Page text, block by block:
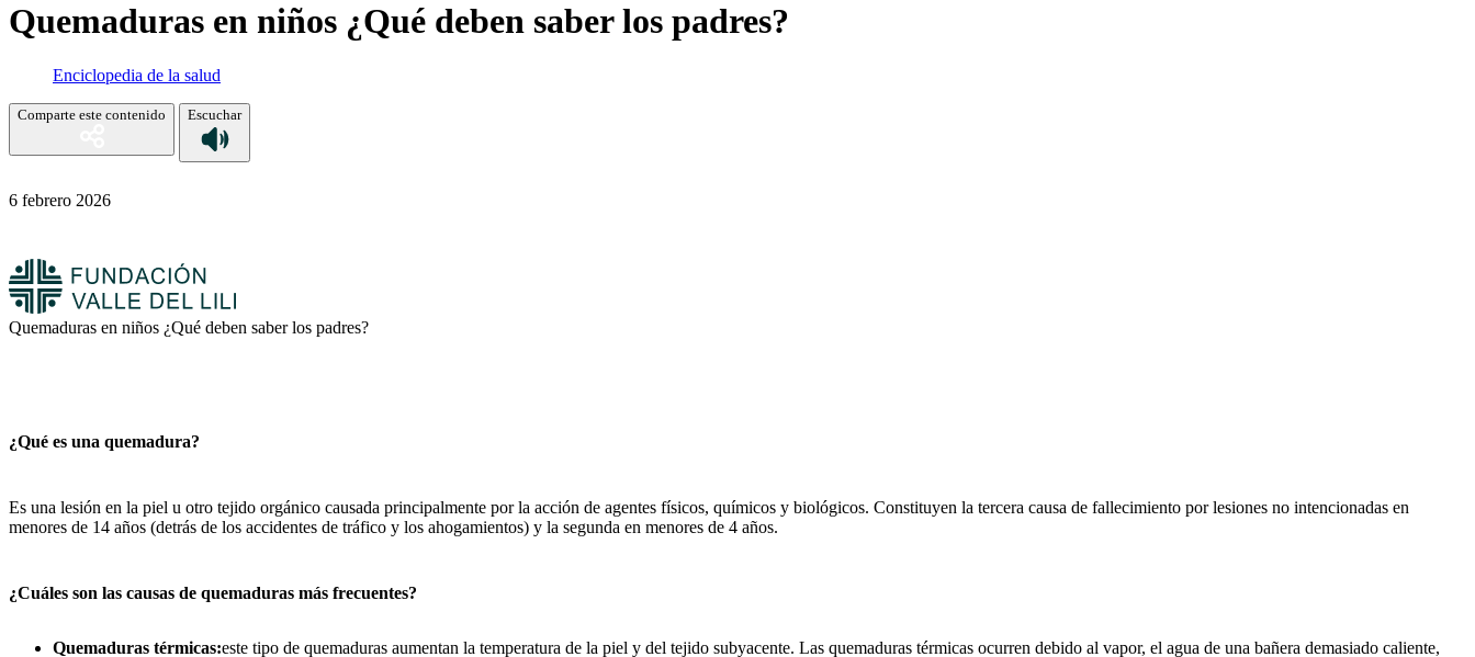
Quemaduras en niños ¿Qué deben saber los padres?
Enciclopedia de la salud
Comparte este contenido Escuchar
6 febrero 2026
Quemaduras en niños ¿Qué deben saber los padres?
¿Qué es una quemadura?
Es una lesión en la piel u otro tejido orgánico causada principalmente por la acción de agentes físicos, químicos y biológicos. Constituyen la tercera causa de fallecimiento por lesiones no intencionadas en
menores de 14 años (detrás de los accidentes de tráfico y los ahogamientos) y la segunda en menores de 4 años.
¿Cuáles son las causas de quemaduras más frecuentes?
Quemaduras térmicas:este tipo de quemaduras aumentan la temperatura de la piel y del tejido subyacente. Las quemaduras térmicas ocurren debido al vapor, el agua de una bañera demasiado caliente,